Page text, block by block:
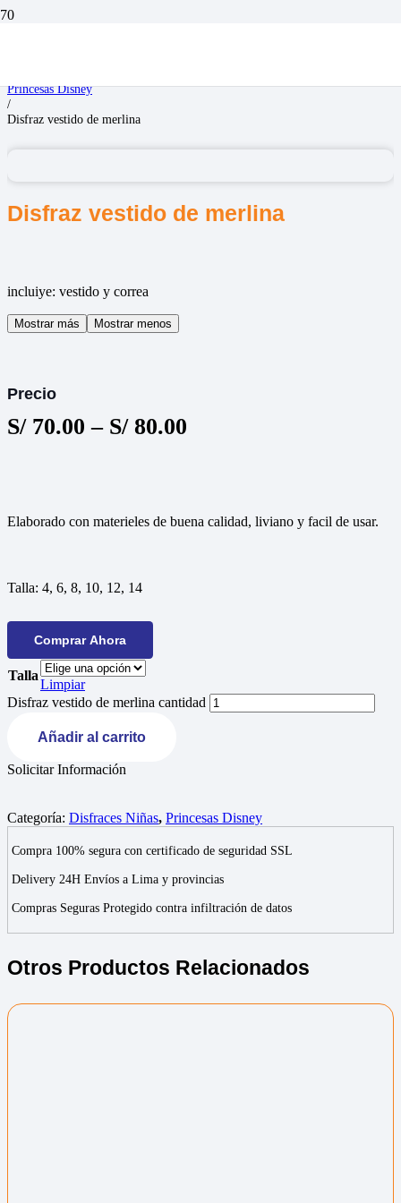
Princesas Disney
/
Disfraz vestido de merlina
Disfraz vestido de merlina
incluiye: vestido y correa
Mostrar más Mostrar menos
Precio
S/70.00 – S/80.00
Elaborado con materieles de buena calidad, liviano y facil de usar.
Talla: 4, 6, 8, 10, 12, 14
Comprar Ahora
Talla
Limpiar
Disfraz vestido de merlina cantidad
Añadir al carrito
Solicitar Información
Categoría: Disfraces Niñas, Princesas Disney
Compra 100% segura con certificado de seguridad SSL
Delivery 24H Envíos a Lima y provincias
Compras Seguras Protegido contra infiltración de datos
Otros Productos Relacionados